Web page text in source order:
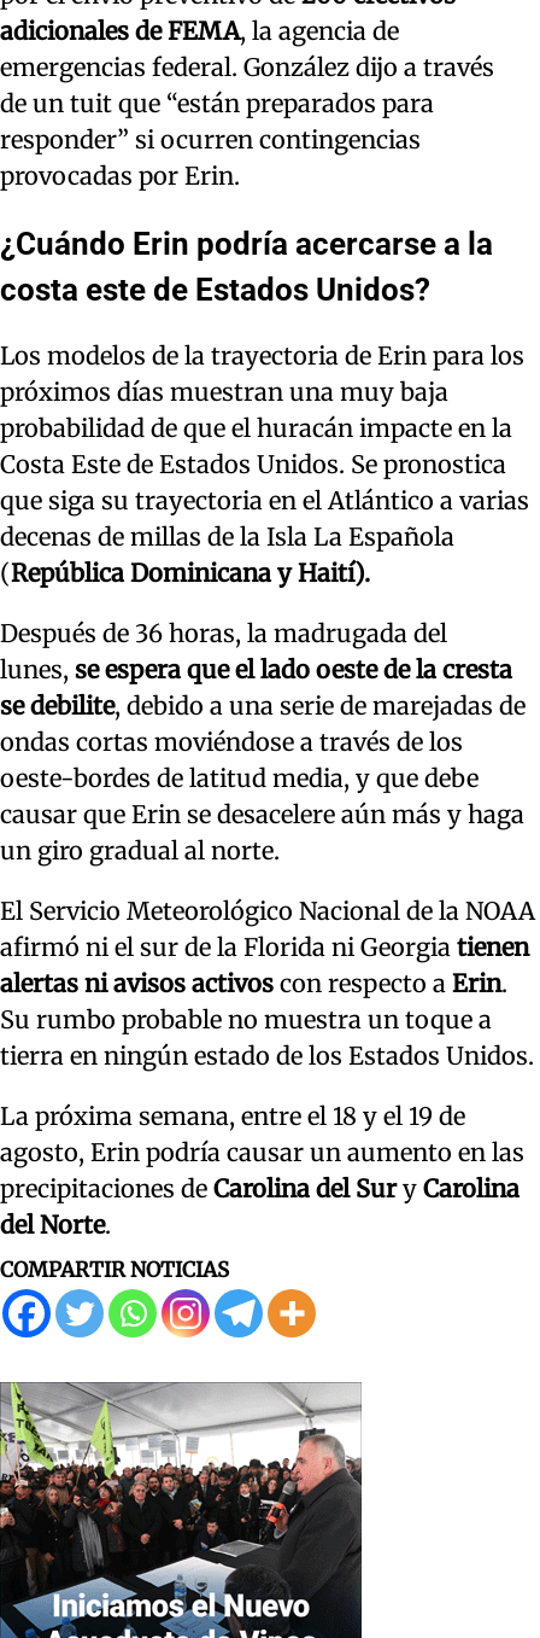
adicionales de FEMA, la agencia de
emergencias federal. González dijo a través
de un tuit que “están preparados para
responder” si ocurren contingencias
provocadas por Erin.
¿Cuándo Erin podría acercarse a la
costa este de Estados Unidos?
Los modelos de la trayectoria de Erin para los
próximos días muestran una muy baja
probabilidad de que el huracán impacte en la
Costa Este de Estados Unidos. Se pronostica
que siga su trayectoria en el Atlántico a varias
decenas de millas de la Isla La Española
(República Dominicana y Haití).
Después de 36 horas, la madrugada del
lunes, se espera que el lado oeste de la cresta
se debilite, debido a una serie de marejadas de
ondas cortas moviéndose a través de los
oeste-bordes de latitud media, y que debe
causar que Erin se desacelere aún más y haga
un giro gradual al norte.
El Servicio Meteorológico Nacional de la NOAA
afirmó ni el sur de la Florida ni Georgia tienen
alertas ni avisos activos con respecto a Erin.
Su rumbo probable no muestra un toque a
tierra en ningún estado de los Estados Unidos.
La próxima semana, entre el 18 y el 19 de
agosto, Erin podría causar un aumento en las
precipitaciones de Carolina del Sury Carolina
del Norte.
COMPARTIR NOTICIAS